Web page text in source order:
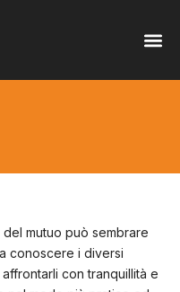
mutuo può sembrare
conoscere i diversi
con tranquillità e